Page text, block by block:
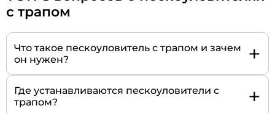
с трапом
Что такое пескоуловитель с трапом и зачем
он нужен?
+
Где устанавливаются пескоуловители с
трапом?
+